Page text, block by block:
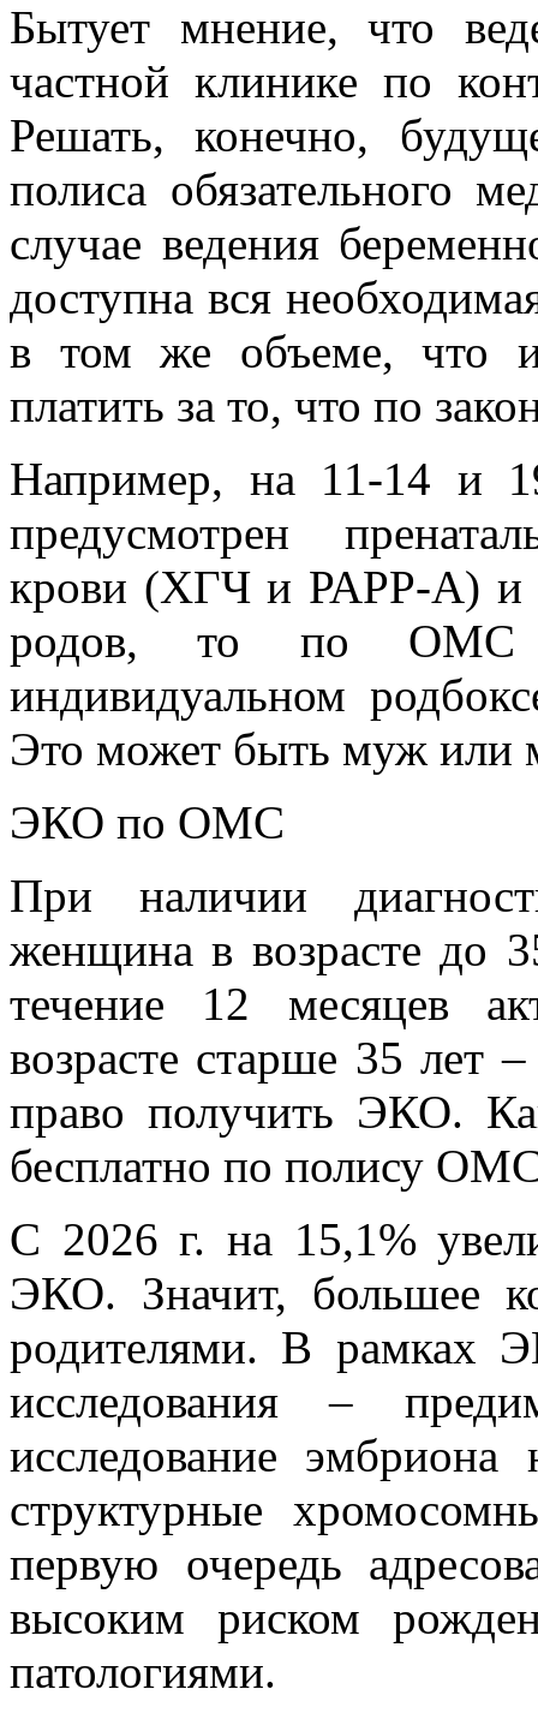
Бытует мнение, что
частной клинике по
Решать, конечно,
полиса обязательного
случае ведения
доступна вся
в том же объеме, что
платить за то, что по
Например, на 11-14 и
предусмотрен
крови (ХГЧ и РАРР-А) и
родов, то по ОМС
индивидуальном
Это может быть муж или
ЭКО по ОМС
При наличии
женщина в возрасте до
течение 12 месяцев
возрасте старше 35 лет
право получить ЭКО.
бесплатно по полису
С 2026 г. на 15,1%
ЭКО. Значит, большее
родителями. В рамках
исследования –
исследование
структурные
первую очередь
высоким риском
патологиями.